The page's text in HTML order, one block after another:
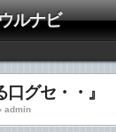
ルナビ
口グセ・・』
admin